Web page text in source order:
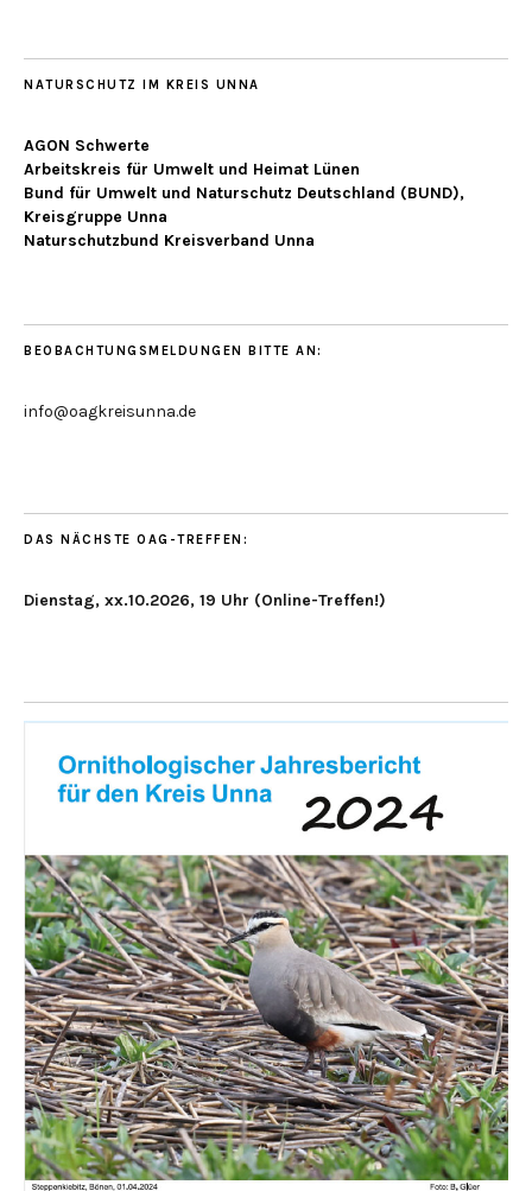
NATURSCHUTZ IM KREIS UNNA
AGON Schwerte
Arbeitskreis für Umwelt und Heimat Lünen
Bund für Umwelt und Naturschutz Deutschland (BUND),
Kreisgruppe Unna
Naturschutzbund Kreisverband Unna
BEOBACHTUNGSMELDUNGEN BITTE AN:
info@oagkreisunna.de
DAS NÄCHSTE OAG-TREFFEN:
Dienstag, xx.10.2026, 19 Uhr (Online-Treffen!)